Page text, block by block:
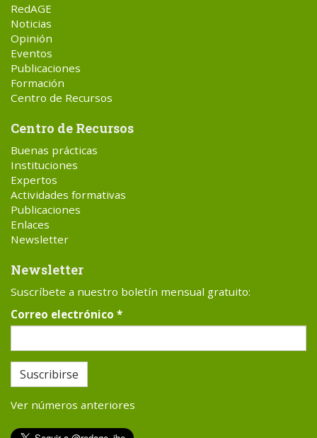
RedAGE
Noticias
Opinión
Eventos
Publicaciones
Formación
Centro de Recursos
Centro de Recursos
Buenas prácticas
Instituciones
Expertos
Actividades formativas
Publicaciones
Enlaces
Newsletter
Newsletter
Suscríbete a nuestro boletín mensual gratuito:
Correo electrónico *
Suscribirse
Ver números anteriores